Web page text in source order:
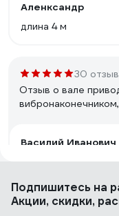
Аленксандр
длина 4 м
30
Отзыв о вале
Василий Иванович
Неубиваемая
6
Подпишитесь на
Акции, скидки,